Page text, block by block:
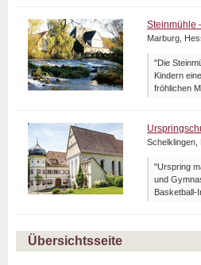
Steinmühle
Marburg,
"Die
Kindern
fröhlichen
Schelklingen,
"Urspring
und
Basketball-
Übersichtsseite